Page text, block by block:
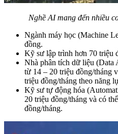
Nghề AI mang đến nhiều
Ngành máy học (Machine
đồng.
Kỹ sư lập trình hơn 70 triệu
Nhà phân tích dữ liệu (Data
từ 14 – 20 triệu đồng/tháng
triệu đồng/tháng theo năng
Kỹ sư tự động hóa
20 triệu đồng/tháng và có
đồng/tháng.